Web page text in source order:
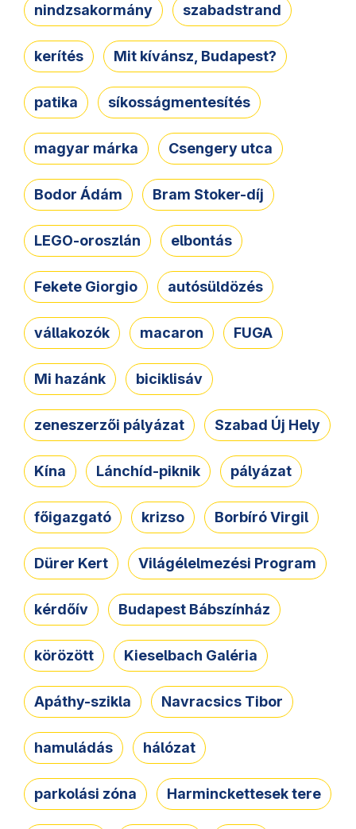
nindzsakormány szabadstrand
kerítés Mit kívánsz, Budapest?
patika síkosságmentesítés
magyar márka Csengery utca
Bodor Ádám Bram Stoker-díj
LEGO-oroszlán elbontás
Fekete Giorgio autósüldözés
vállakozók macaron FUGA
Mi hazánk biciklisáv
zeneszerzői pályázat Szabad Új Hely
Kína Lánchíd-piknik pályázat
főigazgató krizso Borbíró Virgil
Dürer Kert Világélelmezési Program
kérdőív Budapest Bábszínház
körözött Kieselbach Galéria
Apáthy-szikla Navracsics Tibor
hamuládás hálózat
parkolási zóna Harminckettesek tere